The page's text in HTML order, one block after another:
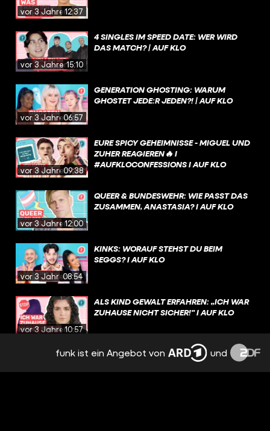
vor 3 Jahren12:37
vor 3 Jahren15:10
4 SINGLES IM SPEED DATE: WER WIRD
DAS MATCH? | AUF KLO
vor 3 Jahren06:57
GENERATION GHOSTING: WARUM
GHOSTET JEDE:R JEDEN?! | AUF KLO
vor 3 Jahren09:38
EURE SPICY GEHEIMNISSE - MIGUEL UND
ZUHER REAGIEREN🔥 I
#AUFKLOCONFESSIONS I AUF KLO
vor 3 Jahren12:00
QUEER & BUNDESWEHR: WIE PASST DAS
ZUSAMMEN, ANASTASIA? I AUF KLO
vor 3 Jahren08:54
KINKS: WORAUF STEHST DU BEIM
SEGGS? I AUF KLO
vor 3 Jahren10:57
ALS KIND GEWALT ERFAHREN: „ICH WAR
ZUHAUSE NICHT SICHER!" I AUF KLO
EURE BEICHTEN - WIR REAGIEREN! I
#AUFKLOCONFESSIONS I AUF KLO
funk ist ein Angebot von und